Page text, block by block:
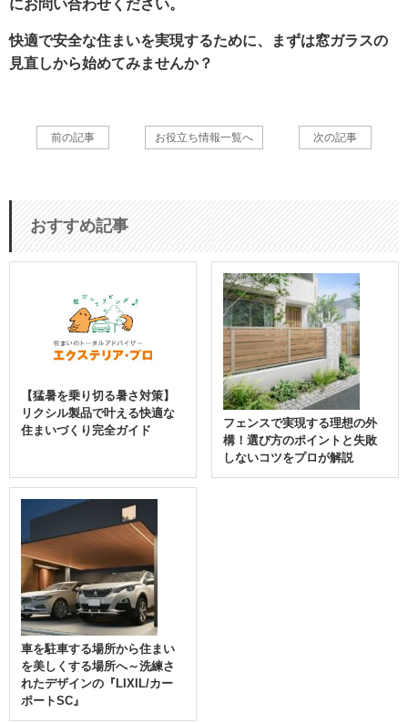
にお問い合わせください。
快適で安全な住まいを実現するために、まずは窓ガラスの
見直しから始めてみませんか？
前の記事 お役立ち情報一覧へ 次の記事
おすすめ記事
【猛暑を乗り切る暑さ対策】
リクシル製品で叶える快適な
住まいづくり完全ガイド
フェンスで実現する理想の外
構！選び方のポイントと失敗
しないコツをプロが解説
車を駐車する場所から住まい
を美しくする場所へ～洗練さ
れたデザインの『LIXIL/カー
ポートSC』